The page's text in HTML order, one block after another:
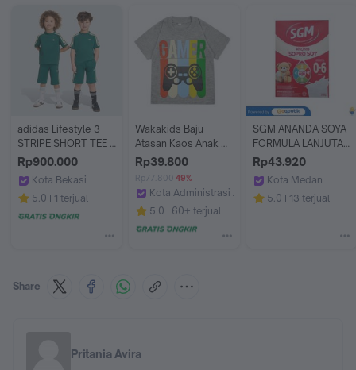
adidas Lifestyle 3
STRIPE SHORT TEE
SET Unisex Green
KQ8871
Rp900.000
Kota Bekasi
adidas Indonesia
5.0 1 terjual
Wakakids Baju
Atasan Kaos Anak
Laki Usia 1 - 7 Tahun
Motif Gamer 3854
Rp39.800
Rp77.800 49%
Kota Administrasi Jakarta Pusat
Wakakids
5.0 60+ terjual
SGM ANANDA SOYA
FORMULA LANJUTAN
BAYI USIA 0-6 BULAN
200 GRAM BOX
Rp43.920
Kota Medan
Apotek Anda
5.0 13 terjual
Share
Pritania Avira